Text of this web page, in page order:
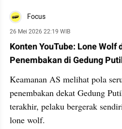
Focus
26 Mei 2026 22:19 WIB
Konten YouTube: Lone
Penembakan di Gedung
Keamanan AS melihat pola
penembakan dekat Gedung
terakhir, pelaku bergerak
lone wolf.